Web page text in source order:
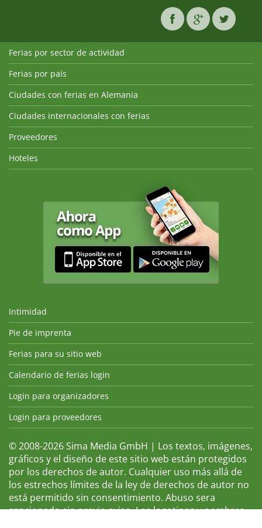
Ferias por sector de actividad
Ferias por país
Ciudades con ferias en Alemania
Ciudades internacionales con ferias
Proveedores
Hoteles
Intimidad
Pie de imprenta
Ferias para su sitio web
Calendario de ferias login
Login para organizadores
Login para proveedores
© 2008-2026 Sima Media GmbH | Los textos, imágenes,
gráficos y el diseño de este sitio web están protegidos
por los derechos de autor. Cualquier uso más allá de
los estrechos límites de la ley de derechos de autor no
está permitido sin consentimiento. Abuso sera
sancionado sin previo aviso. Los logotipos y nombres